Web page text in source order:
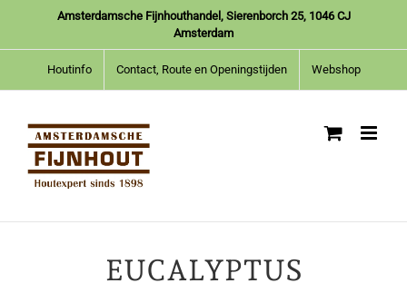
inhoud
Amsterdamsche Fijnhouthandel, Sierenborch 25, 1046 CJ
Amsterdam
Houtinfo Contact, Route en Openingstijden Webshop
EUCALYPTUS